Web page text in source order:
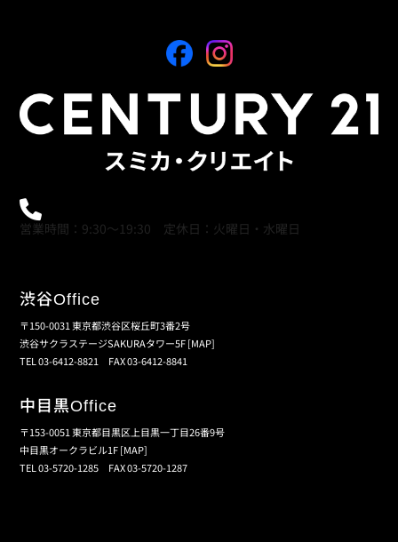
営業時間：9:30～19:30 定休日：火曜日・水曜日
渋谷Office
〒150-0031 東京都渋谷区桜丘町3番2号
渋谷サクラステージSAKURAタワー5F[MAP]
TEL 03-6412-8821 FAX 03-6412-8841
中目黒Office
〒153-0051 東京都目黒区上目黒一丁目26番9号
中目黒オークラビル1F[MAP]
TEL 03-5720-1285 FAX 03-5720-1287